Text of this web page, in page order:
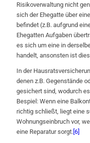
Risikoverwaltung nicht
sich der Ehegatte über
befindet (z.B. aufgrund
Ehegatten Aufgaben
es sich um eine in
handelt, ansonsten ist
In der
denen z.B. Gegenstände
gesichert sind, wodurch
Bespiel: Wenn eine
richtig schließt, liegt eine
Wohnungseinbruch vor,
eine Reparatur sorgt.[6]